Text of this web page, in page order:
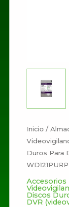
Inicio /
Duros Para
WD121PURP
Accesorios
Discos
DVR